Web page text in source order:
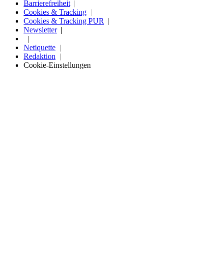
Barrierefreiheit
Cookies & Tracking
Cookies & Tracking PUR
Newsletter
Netiquette
Redaktion
Cookie-Einstellungen